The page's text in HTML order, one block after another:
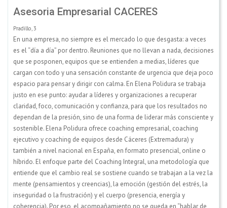
Asesoria Empresarial CACERES
Pradillo, 3
En una empresa, no siempre es el mercado lo que desgasta: a veces
es el “día a día” por dentro. Reuniones que no llevan a nada, decisiones
que se posponen, equipos que se entienden a medias, líderes que
cargan con todo y una sensación constante de urgencia que deja poco
espacio para pensar y dirigir con calma. En Elena Polidura se trabaja
justo en ese punto: ayudar a líderes y organizaciones a recuperar
claridad, foco, comunicación y confianza, para que los resultados no
dependan de la presión, sino de una forma de liderar más consciente y
sostenible. Elena Polidura ofrece coaching empresarial, coaching
ejecutivo y coaching de equipos desde Cáceres (Extremadura) y
también a nivel nacional en España, en formato presencial, online o
híbrido. El enfoque parte del Coaching Integral, una metodología que
entiende que el cambio real se sostiene cuando se trabajan a la vez la
mente (pensamientos y creencias), la emoción (gestión del estrés, la
inseguridad o la frustración) y el cuerpo (presencia, energía y
coherencia). Por eso, el acompañamiento no se queda en “hablar de